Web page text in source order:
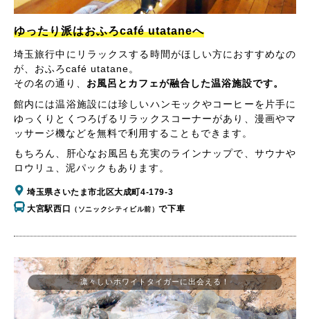
ゆったり派はおふろcafé utataneへ
埼玉旅行中にリラックスする時間がほしい方におすすめなの
が、おふろcafé utatane。
その名の通り、 お風呂とカフェが融合した温浴施設です。
館内には温浴施設には珍しいハンモックやコーヒーを片手に
ゆっくりとくつろげるリラックスコーナーがあり、漫画やマ
ッサージ機などを無料で利用することもできます。
もちろん、肝心なお風呂も充実のラインナップで、サウナや
ロウリュ、泥パックもあります。
埼玉県さいたま市北区大成町4-179-3
大宮駅西口
（ソニックシティビル前）で下車
凛々しいホワイトタイガーに出会える！